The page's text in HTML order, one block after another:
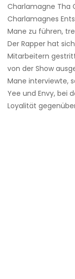
Charlamagne Tha
Charlamagnes
Mane zu führen,
Der Rapper hat
Mitarbeitern
von der Show
Mane interviewte,
Yee und Envy, bei
Loyalität